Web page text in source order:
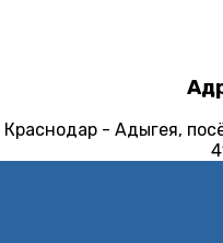
Краснодар - Адыгея,